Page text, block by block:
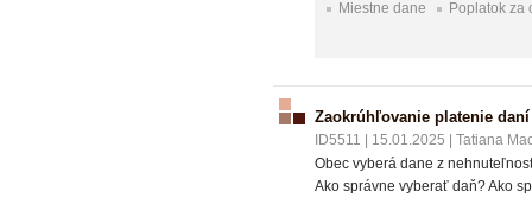
Miestne dane
Poplatok za
Zaokrúhľovanie platenie daní
ID5511 15.01.2025
Tatiana
Obec vyberá dane z
Ako správne vyberať daň? Ako